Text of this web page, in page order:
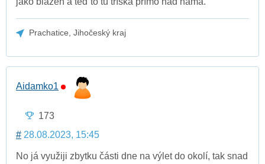
Prachatice, Jihočeský kraj
Aidamko1
173
# 28.08.2023, 15:45
No já využiji zbytku části dne na výlet do okolí, tak snad